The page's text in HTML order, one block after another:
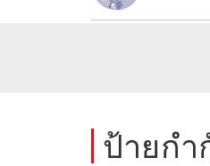
ป้ายกำ